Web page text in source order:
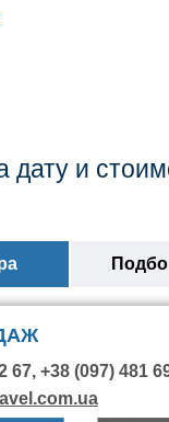
и
67, +38 (097) 481